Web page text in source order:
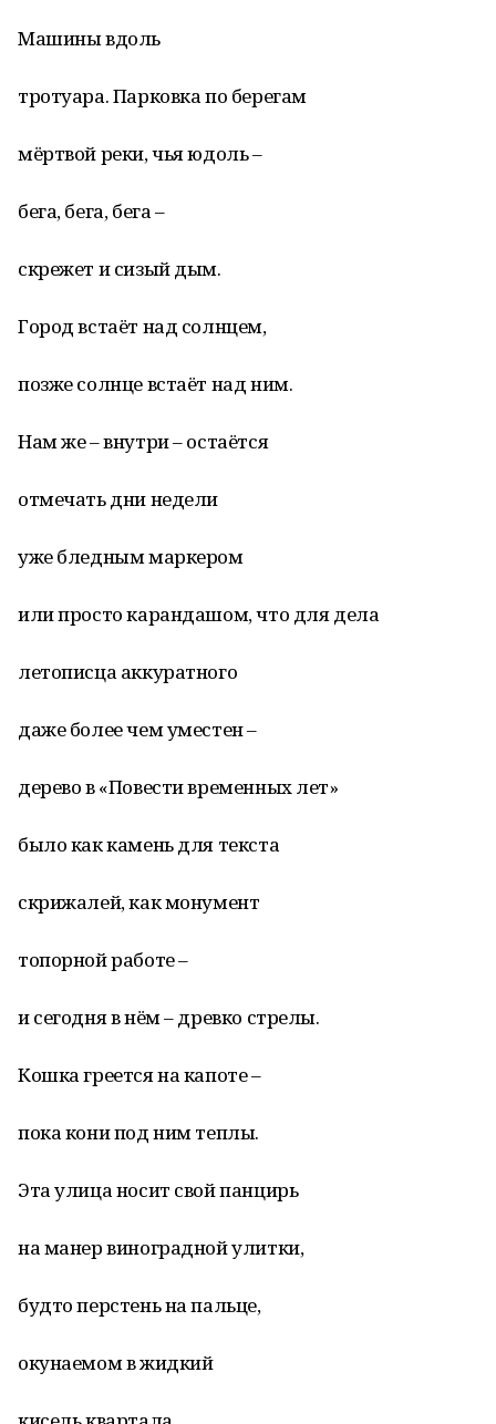
Машины вдоль
тротуара. Парковка по берегам
мёртвой реки, чья юдоль –
бега, бега, бега –
скрежет и сизый дым.
Город встаёт над солнцем,
позже солнце встаёт над ним.
Нам же – внутри – остаётся
отмечать дни недели
уже бледным маркером
или просто карандашом, что для дела
летописца аккуратного
даже более чем уместен –
дерево в «Повести временных лет»
было как камень для текста
скрижалей, как монумент
топорной работе –
и сегодня в нём – древко стрелы.
Кошка греется на капоте –
пока кони под ним теплы.
Эта улица носит свой панцирь
на манер виноградной улитки,
будто перстень на пальце,
окунаемом в жидкий